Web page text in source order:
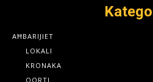
AĦBARIJIET
LOKALI
KRONAKA
QORTI